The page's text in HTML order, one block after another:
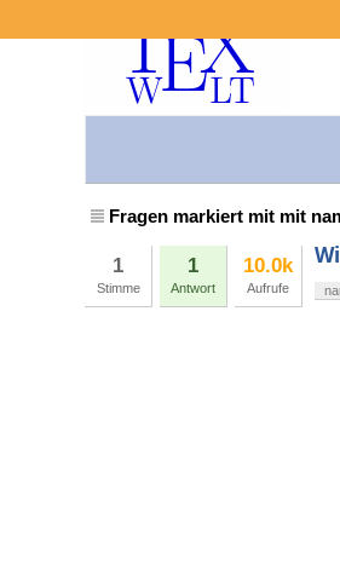
Fragen markiert mit mit
1
Stimme
1
Antwort
10.0k
Aufrufe